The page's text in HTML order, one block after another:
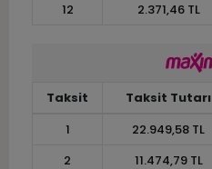
12
2.371,46 TL
Taksit Taksit Tutarı
1
22.949,58 TL
2
11.474,79 TL